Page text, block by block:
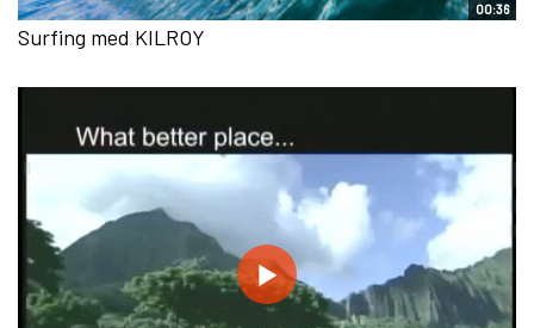
00:36
Surfing med KILROY